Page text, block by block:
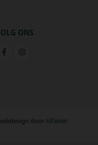
ONS
doorAlfaNet